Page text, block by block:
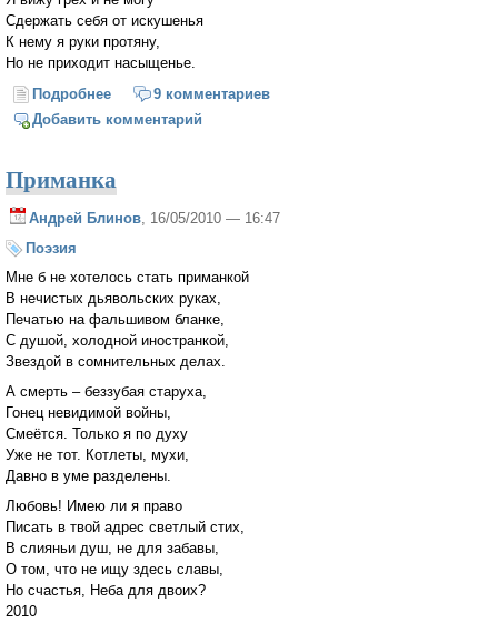
Сдержать себя от искушенья
К нему я руки протяну,
Но не приходит насыщенье.
Подробнее о Геена9 комментариев
Добавить комментарий
Приманка
Андрей Блинов , 16/05/2010 — 16:47
Поэзия
Мне б не хотелось стать приманкой
В нечистых дьявольских руках,
Печатью на фальшивом бланке,
С душой, холодной иностранкой,
Звездой в сомнительных делах.
А смерть – беззубая старуха,
Гонец невидимой войны,
Смеётся. Только я по духу
Уже не тот. Котлеты, мухи,
Давно в уме разделены.
Любовь! Имею ли я право
Писать в твой адрес светлый стих,
В слияньи душ, не для забавы,
О том, что не ищу здесь славы,
Но счастья, Неба для двоих?
2010